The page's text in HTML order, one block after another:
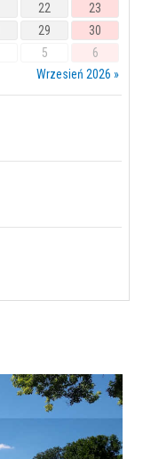
22
23
29
30
5
6
Wrzesień 2026 »